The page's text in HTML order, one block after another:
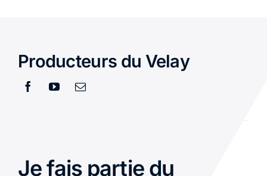
Producteurs du Velay
Je fais partie du